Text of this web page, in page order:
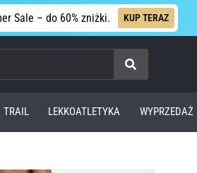
Sale – do 60% zniżki. KUP TERAZ
Szukaj
TRAIL LEKKOATLETYKA WYPRZEDAŻ